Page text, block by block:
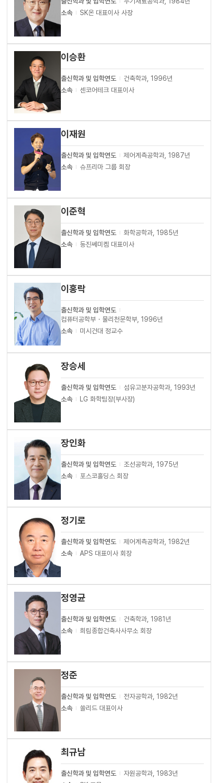
소속
SK온 대표이사 사장
이승환
출신학과 및 입학연도
건축학과, 1996년
소속
센코어테크 대표이사
이재원
출신학과 및 입학연도
제어계측공학과, 1987년
소속
슈프리마 그룹 회장
이준혁
출신학과 및 입학연도
화학공학과, 1985년
소속
동진쎄미켐 대표이사
이홍락
출신학과 및 입학연도
컴퓨터공학부・물리천문학부, 1996년
소속
미시건대 정교수
장승세
출신학과 및 입학연도
섬유고분자공학과, 1993년
소속
LG 화학팀장(부사장)
장인화
출신학과 및 입학연도
조선공학과, 1975년
소속
포스코홀딩스 회장
정기로
출신학과 및 입학연도
제어계측공학과, 1982년
소속
APS 대표이사 회장
정영균
출신학과 및 입학연도
건축학과, 1981년
소속
희림종합건축사사무소 회장
정준
출신학과 및 입학연도
전자공학과, 1982년
소속
쏠리드 대표이사
최규남
출신학과 및 입학연도
자원공학과, 1983년